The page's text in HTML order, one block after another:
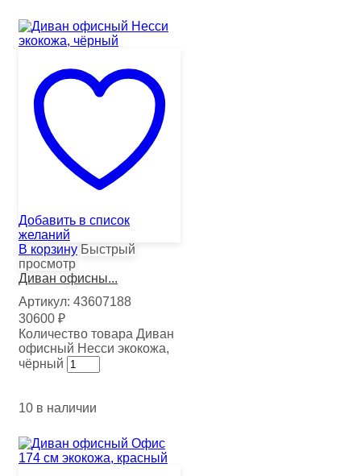
Добавить в список
желаний
В корзину Быстрый
просмотр
Диван офисны...
Артикул: 43607188
30600 ₽
Количество товара Диван
офисный Несси экокожа,
чёрный
10 в наличии